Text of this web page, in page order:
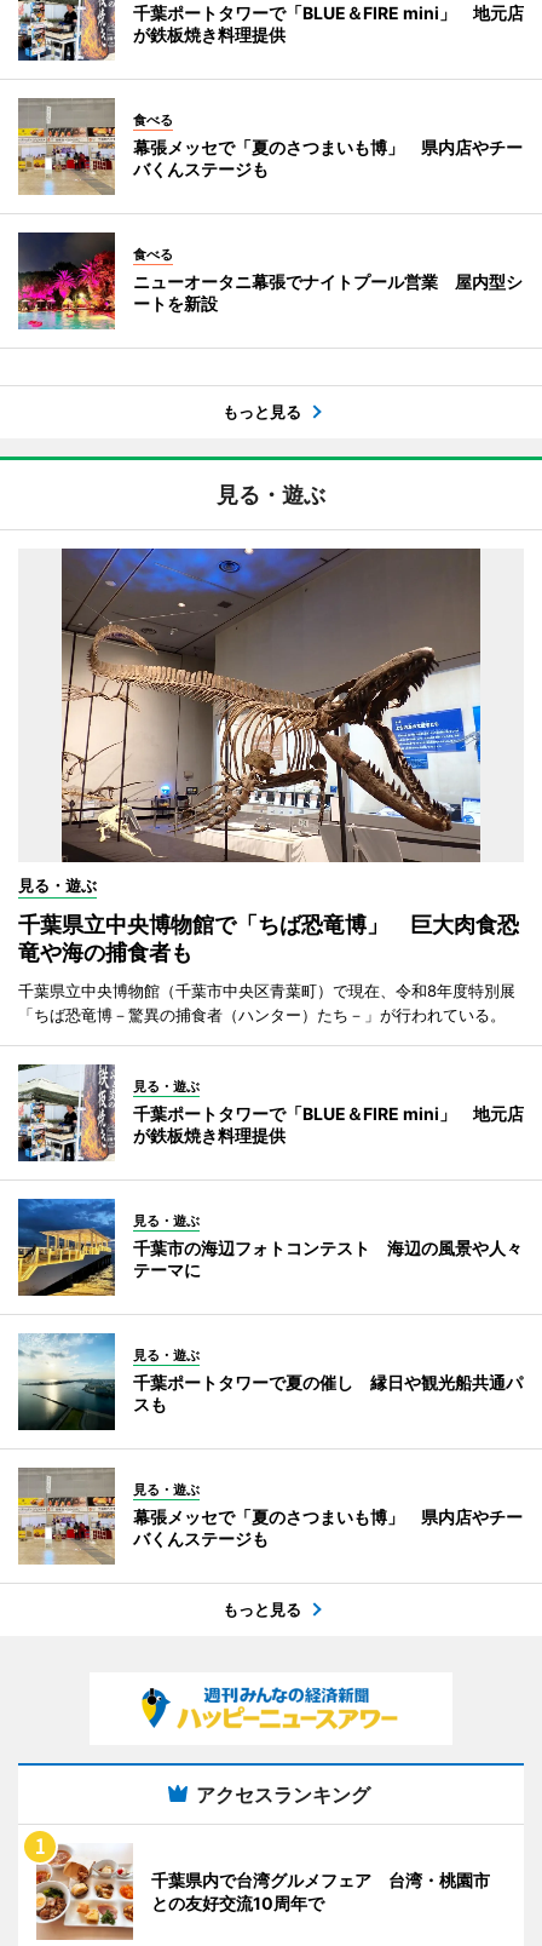
千葉ポートタワーで「BLUE＆FIRE mini」 地元店
が鉄板焼き料理提供
食べる
幕張メッセで「夏のさつまいも博」 県内店やチー
バくんステージも
食べる
ニューオータニ幕張でナイトプール営業 屋内型シ
ートを新設
もっと見る
見る・遊ぶ
見る・遊ぶ
千葉県立中央博物館で「ちば恐竜博」 巨大肉食恐
竜や海の捕食者も
千葉県立中央博物館（千葉市中央区青葉町）で現在、令和8年度特別展
「ちば恐竜博－驚異の捕食者（ハンター）たち－」が行われている。
見る・遊ぶ
千葉ポートタワーで「BLUE＆FIRE mini」 地元店
が鉄板焼き料理提供
見る・遊ぶ
千葉市の海辺フォトコンテスト 海辺の風景や人々
テーマに
見る・遊ぶ
千葉ポートタワーで夏の催し 縁日や観光船共通パ
スも
見る・遊ぶ
幕張メッセで「夏のさつまいも博」 県内店やチー
バくんステージも
もっと見る
アクセスランキング
千葉県内で台湾グルメフェア 台湾・桃園市
との友好交流10周年で